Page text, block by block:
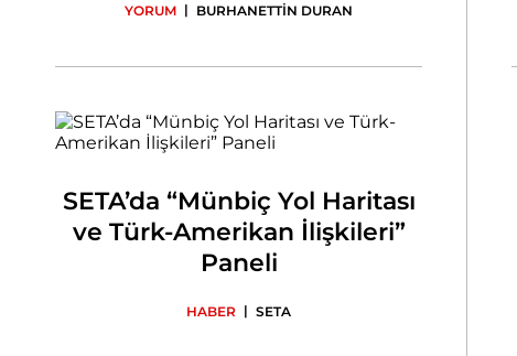
YORUM | BURHANETTİN DURAN
SETA’da “Münbiç Yol Haritası
ve Türk-Amerikan İlişkileri”
Paneli
HABER | SETA